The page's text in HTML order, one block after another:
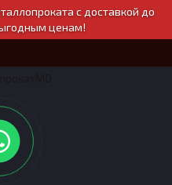
с доставкой до
ценам!